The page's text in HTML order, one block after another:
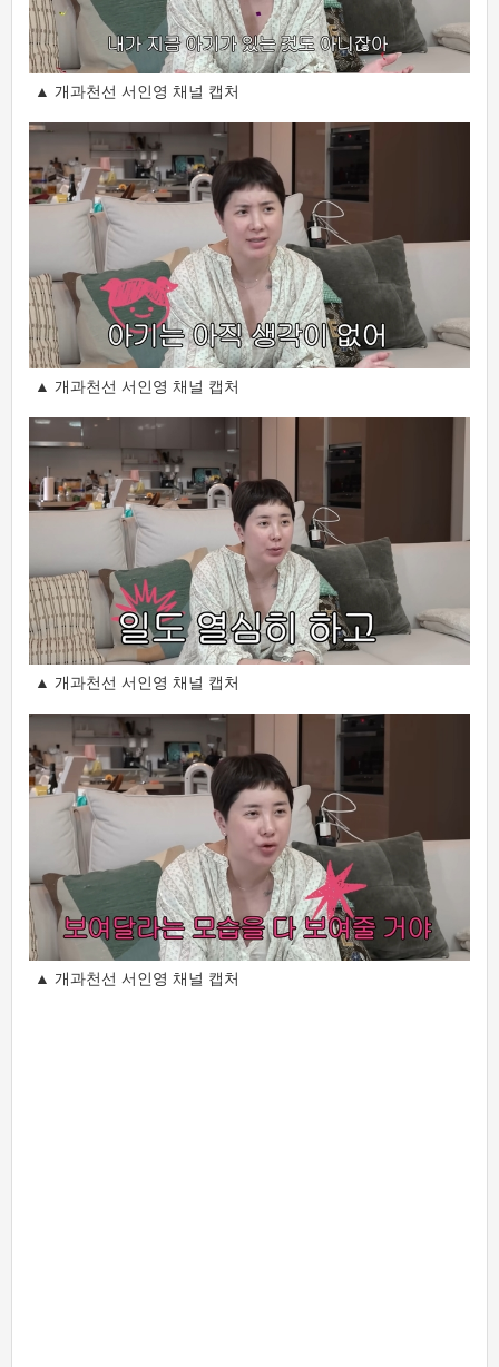
▲ 개과천선 서인영 채널 캡처
▲ 개과천선 서인영 채널 캡처
▲ 개과천선 서인영 채널 캡처
▲ 개과천선 서인영 채널 캡처